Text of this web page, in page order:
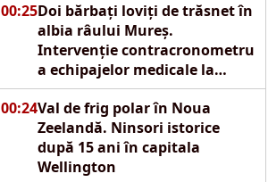
00:25Doi bărbați loviți de trăsnet în
albia râului Mureș.
Intervenție contracronometru
a echipajelor medicale la
Reghin
00:24Val de frig polar în Noua
Zeelandă. Ninsori istorice
după 15 ani în capitala
Wellington